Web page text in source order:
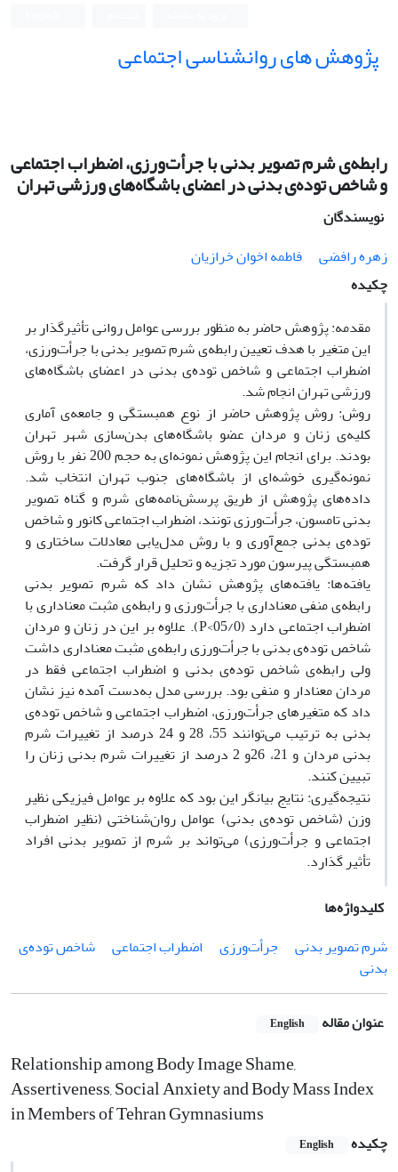
پژوهش های روانشناسی اجتماعی
رابطه‌ی شرم تصویر بدنی با جرأت‌ورزی، اضطراب اجتماعی
و شاخص توده‌ی بدنی در اعضای باشگاه‌های ورزشی تهران
نویسندگان
زهره رافضی
فاطمه اخوان خرازیان
چکیده
مقدمه: پژوهش حاضر به منظور بررسی عوامل روانی تأثیرگذار بر
این متغیر با هدف تعیین رابطه‌ی شرم تصویر بدنی با جرأت‌ورزی،
اضطراب اجتماعی و شاخص توده‌ی بدنی در اعضای باشگاه‌های
ورزشی تهران انجام شد.
روش: روش پژوهش حاضر از نوع همبستگی و جامعه‌ی ‌آماری
کلیه‌ی زنان و مردان عضو باشگاه‌های بدن‌سازی شهر تهران
بودند. برای انجام این پژوهش نمونه‌ای به حجم 200 نفر با روش
نمونه‌گیری خوشه‌ای از باشگاه‌های جنوب تهران انتخاب شد.
داده‌های پژوهش از طریق پرسش‌نامه‌های شرم و گناه تصویر
بدنی تامسون، جرأت‌ورزی تونند، اضطراب اجتماعی کانور و شاخص
توده‌ی بدنی جمع‌آوری و با روش مدل‌یابی معادلات ساختاری و
همبستگی پیرسون مورد تجزیه و تحلیل قرار گرفت.
یافته‌ها: یافته‌های پژوهش نشان داد که شرم تصویر بدنی
رابطه‌ی منفی معناداری با جرأت‌ورزی و رابطه‌ی مثبت معناداری با
اضطراب اجتماعی دارد (05/0>P). علاوه بر این در زنان و مردان
شاخص توده‌ی بدنی با جرأت‌ورزی رابطه‌ی مثبت معناداری داشت
ولی رابطه‌ی شاخص توده‌ی بدنی و اضطراب اجتماعی فقط در
مردان معنادار و منفی بود. بررسی مدل به‌دست آمده نیز نشان
داد که متغیرهای جرأت‌ورزی، اضطراب اجتماعی و شاخص توده‌ی
بدنی به ترتیب می‌توانند 55، 28 و 24 درصد از تغییرات شرم
بدنی مردان و 21، 26و 2 درصد از تغییرات شرم بدنی زنان را
تبیین کنند.
نتیجه‌گیری: نتایج بیانگر این بود که علاوه بر عوامل فیزیکی نظیر
وزن (شاخص توده‌ی بدنی) عوامل روان‌شناختی (نظیر اضطراب
اجتماعی و جرأت‌ورزی) می‌تواند بر شرم از تصویر بدنی افراد
تأثیر گذارد.
کلیدواژه‌ها
شرم تصویر بدنی
جرأت‌ورزی اضطراب اجتماعی
شاخص توده‌ی
بدنی
عنوان مقاله English
Relationship among Body Image Shame,
Assertiveness, Social Anxiety and Body Mass Index
in Members of Tehran Gymnasiums
چکیده English